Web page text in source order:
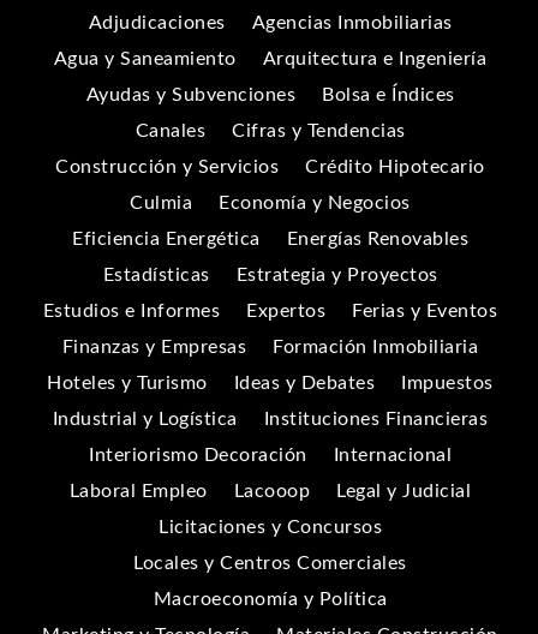
Adjudicaciones
Agencias Inmobiliarias
Agua y Saneamiento
Arquitectura e Ingeniería
Ayudas y Subvenciones
Bolsa e Índices
Canales
Cifras y Tendencias
Construcción y Servicios
Crédito Hipotecario
Culmia
Economía y Negocios
Eficiencia Energética
Energías Renovables
Estadísticas
Estrategia y Proyectos
Estudios e Informes
Expertos
Ferias y Eventos
Finanzas y Empresas
Formación Inmobiliaria
Hoteles y Turismo
Ideas y Debates
Impuestos
Industrial y Logística
Instituciones Financieras
Interiorismo Decoración
Internacional
Laboral Empleo
Lacooop
Legal y Judicial
Licitaciones y Concursos
Locales y Centros Comerciales
Macroeconomía y Política